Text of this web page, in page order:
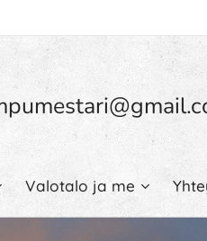
Valotalo ja me